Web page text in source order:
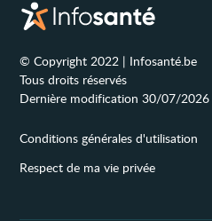
© Copyright 2022 | Infosanté.be
Tous droits réservés
Dernière modification 30/07/2026
Conditions générales d'utilisation
Respect de ma vie privée